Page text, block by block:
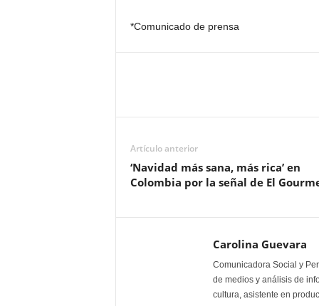
*Comunicado de prensa
Artículo anterior
‘Navidad más sana, más rica’ en
Colombia por la señal de El
Carolina Guevara
Comunicadora Social y
de medios y análisis de
cultura, asistente en